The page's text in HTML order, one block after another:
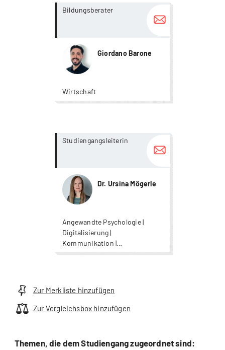
Bildungsberater
Giordano Barone
Wirtschaft
more...
more...
Studiengangsleiterin
Dr. Ursina Mögerle
Angewandte Psychologie |
Digitalisierung |
Kommunikation |
Wirtschaftspsychologie
more...
more...
Zur Merkliste hinzufügen
Zur Vergleichsbox hinzufügen
Themen, die dem Studiengang zugeordnet sind: